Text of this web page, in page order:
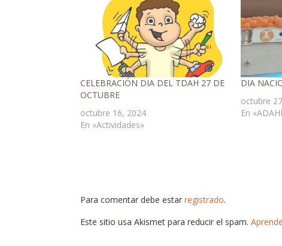
CELEBRACIÓN DIA DEL TDAH 27 DE
OCTUBRE
octubre 16, 2024
En «Actividades»
DIA
octubre
En
Para comentar debe estarregistrado.
Este sitio usa Akismet para reducir el spam.